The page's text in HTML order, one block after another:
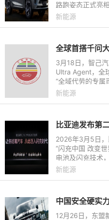
路跑姿态正式亮
导者地平线战略
新能源
3月18日，智己
Ultra Agent，全
“全域代劳的专属
智己汽车官宣，
新能源
2026年3月5日
“闪充中国 改变
电池及闪充技术
录，从10%到
新能源
12月26日，东盟